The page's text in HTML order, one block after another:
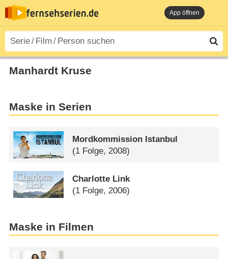
App öffnen
Manhardt Kruse
Maske in Serien
Mordkommission Istanbul
(1 Folge, 2008)
Charlotte Link
(1 Folge, 2006)
Maske in Filmen